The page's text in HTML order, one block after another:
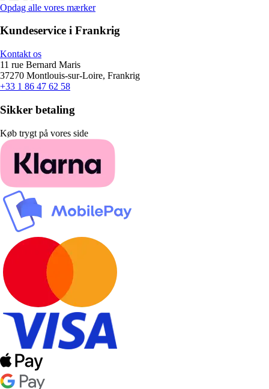
Opdag alle vores mærker
Kundeservice i Frankrig
Kontakt os
11 rue Bernard Maris
37270 Montlouis-sur-Loire, Frankrig
+33 1 86 47 62 58
Sikker betaling
Køb trygt på vores side